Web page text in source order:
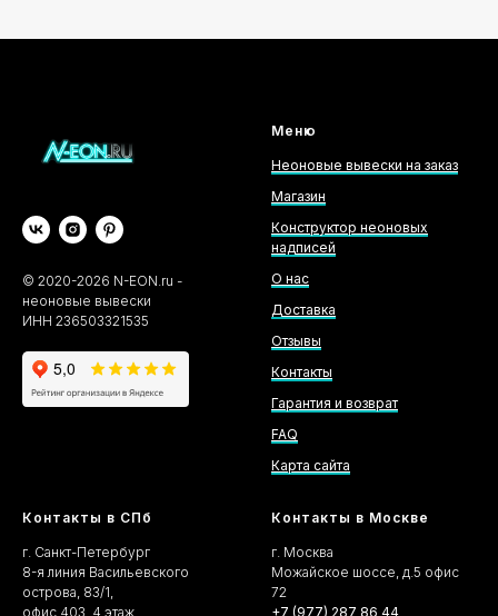
© 2020-2026 N-EON.ru -
неоновые вывески
ИНН 236503321535
Меню
Неоновые вывески на заказ
Магазин
Конструктор неоновых
надписей
О нас
Доставка
Отзывы
Контакты
Гарантия и возврат
FAQ
Карта сайта
Контакты в СПб
г. Санкт-Петербург
8-я линия Васильевского
острова, 83/1,
офис 403, 4 этаж
Контакты в Москве
г. Москва
Можайское шоссе, д.5 офис
72
+7 (977) 287 86 44